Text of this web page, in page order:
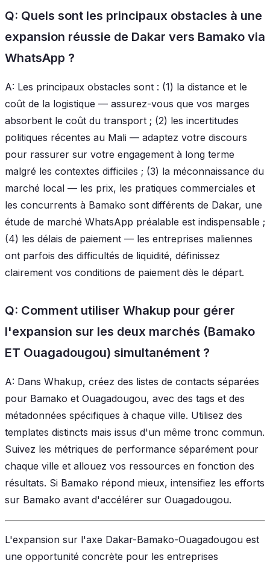
Q: Quels sont les principaux obstacles à une
expansion réussie de Dakar vers Bamako via
WhatsApp ?
A: Les principaux obstacles sont : (1) la distance et le
coût de la logistique — assurez-vous que vos marges
absorbent le coût du transport ; (2) les incertitudes
politiques récentes au Mali — adaptez votre discours
pour rassurer sur votre engagement à long terme
malgré les contextes difficiles ; (3) la méconnaissance du
marché local — les prix, les pratiques commerciales et
les concurrents à Bamako sont différents de Dakar, une
étude de marché WhatsApp préalable est indispensable ;
(4) les délais de paiement — les entreprises maliennes
ont parfois des difficultés de liquidité, définissez
clairement vos conditions de paiement dès le départ.
Q: Comment utiliser Whakup pour gérer
l'expansion sur les deux marchés (Bamako
ET Ouagadougou) simultanément ?
A: Dans Whakup, créez des listes de contacts séparées
pour Bamako et Ouagadougou, avec des tags et des
métadonnées spécifiques à chaque ville. Utilisez des
templates distincts mais issus d'un même tronc commun.
Suivez les métriques de performance séparément pour
chaque ville et allouez vos ressources en fonction des
résultats. Si Bamako répond mieux, intensifiez les efforts
sur Bamako avant d'accélérer sur Ouagadougou.
L'expansion sur l'axe Dakar-Bamako-Ouagadougou est
une opportunité concrète pour les entreprises